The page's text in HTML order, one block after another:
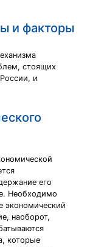
и факторы
стоящих
и
его
Необходимо
экономический
наоборот,
которые